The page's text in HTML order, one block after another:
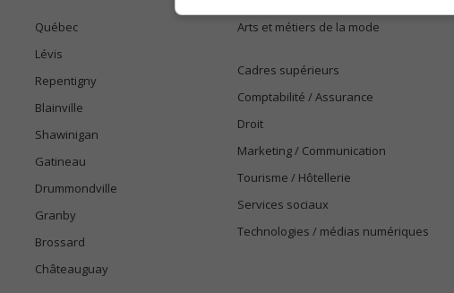
Québec
Lévis
Repentigny
Blainville
Shawinigan
Gatineau
Drummondville
Granby
Brossard
Châteauguay
Arts et métiers de la mode
Cadres supérieurs
Comptabilité / Assurance
Droit
Marketing / Communication
Tourisme / Hôtellerie
Services sociaux
Technologies / médias numériques